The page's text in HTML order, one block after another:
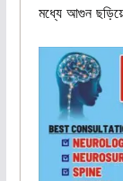
মধ্যে আগুন